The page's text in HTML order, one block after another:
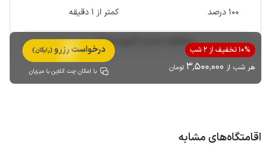
100 درصد
کمتر از 1 دقیقه
مشاهده حساب کاربری میزبان
10% تخفیف از 2 شب
هر شب از 3٬500٬000 تومان
درخواست رزرو (رایگان)
با امکان چت آنلاین با میزبان
اقامتگاه‌های مشابه